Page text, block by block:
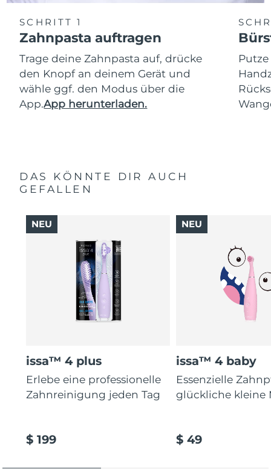
SCHRITT 1
Zahnpasta auftragen
Trage deine Zahnpasta auf, drücke
den Knopf an deinem Gerät und
wähle ggf. den Modus über die
App.App herunterladen.
DAS KÖNNTE DIR AUCH
GEFALLEN
issa™ 4 plus
Erlebe eine professionelle
Zahnreinigung jeden Tag
$ 199
NEU
issa™ 4 baby
Essenzielle
glückliche kleine
$ 49
NEU